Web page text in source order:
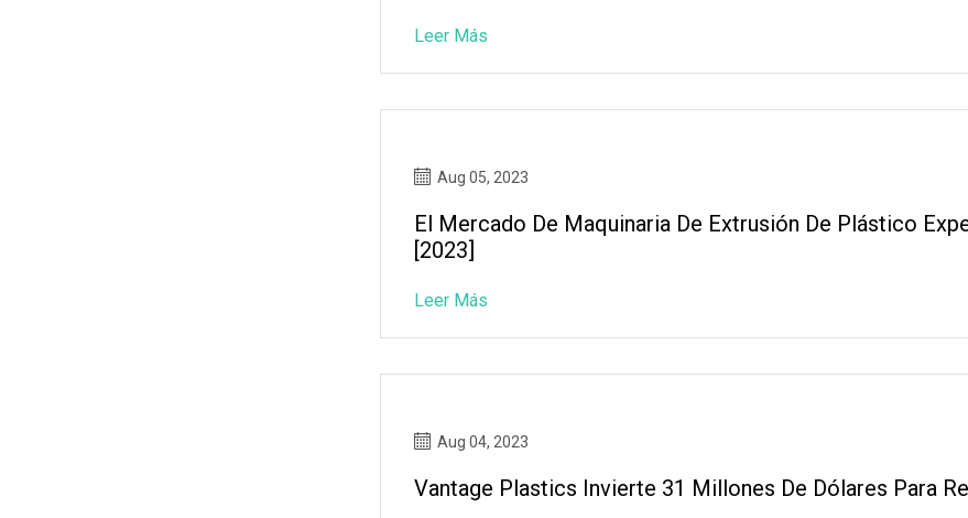
Leer Más
Aug 05, 2023
El Mercado De Maquinaria De Extrusión De Plástico
[2023]
Leer Más
Aug 04, 2023
Vantage Plastics Invierte 31 Millones De Dólares Para